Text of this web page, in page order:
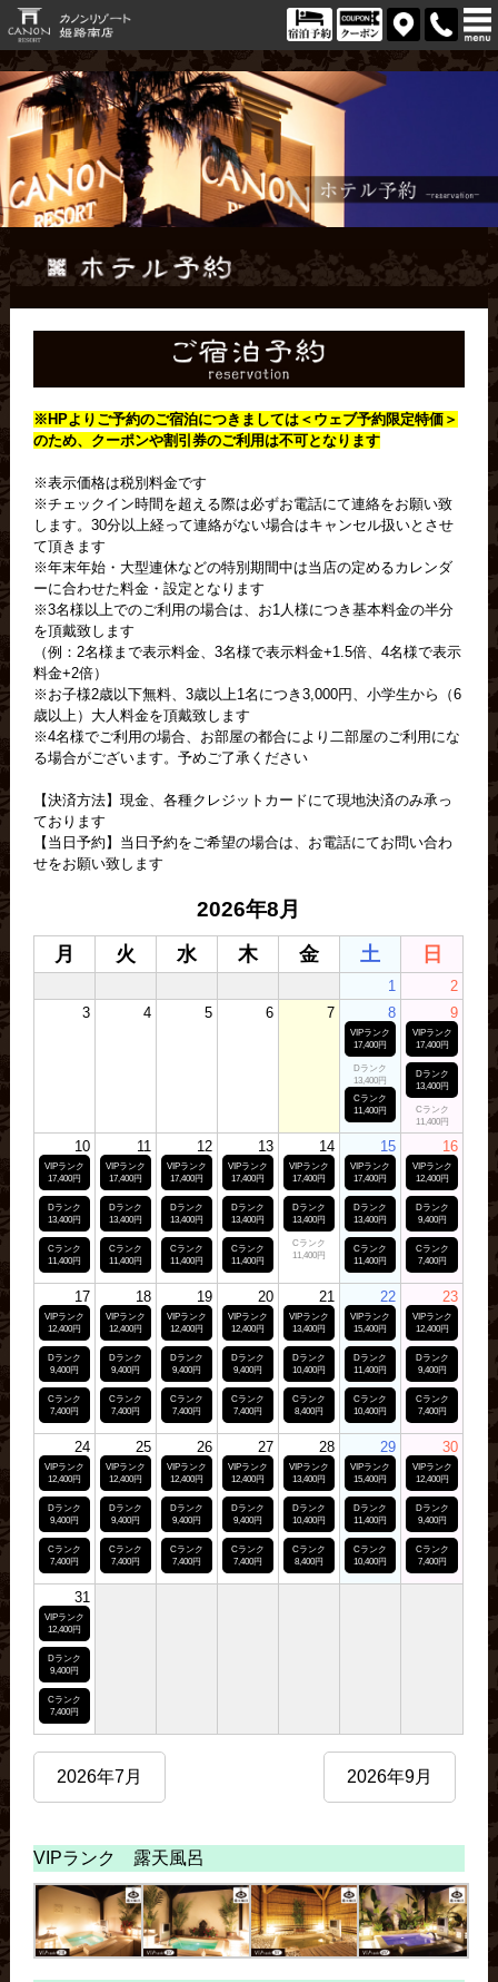
※HPよりご予約のご宿泊につきましては＜ ウェブ予約限定特価＞
のため、クーポンや割引券のご利用は不可となります
※表示価格は税別料金です
※チェックイン時間を超える際は必ずお電話にて連絡をお願い致
します。30分以上経って連絡がない場合はキャンセル扱いとさせ
て頂きます
※年末年始・大型連休などの特別期間中は当店の定めるカレンダ
ーに合わせた料金・設定となります
※3名様以上でのご利用の場合は、お1人様につき基本料金の半分
を頂戴致します
（例：2名様まで表示料金、3名様で表示料金+1.5倍、4名様で表示
料金+2倍）
※お子様2歳以下無料、3歳以上1名につき3,000円、小学生から（6
歳以上）大人料金を頂戴致します
※4名様でご利用の場合、お部屋の都合により二部屋のご利用にな
る場合がございます。予めご了承ください
【決済方法】現金、各種クレジットカードにて現地決済のみ承っ
ております
【当日予約】当日予約をご希望の場合は、お電話にてお問い合わ
せをお願い致します
2026年8月
月 火 水 木 金 土 日
1
2
3
4 5 6 7 8
VIPランク
17,400円
Dランク
13,400円
Cランク
11,400円
9
VIPランク
17,400円
Dランク
13,400円
Cランク
11,400円
10
VIPランク
17,400円
Dランク
13,400円
Cランク
11,400円
11
VIPランク
17,400円
Dランク
13,400円
Cランク
11,400円
12
VIPランク
17,400円
Dランク
13,400円
Cランク
11,400円
13
VIPランク
17,400円
Dランク
13,400円
Cランク
11,400円
14
VIPランク
17,400円
Dランク
13,400円
Cランク
11,400円
15
VIPランク
17,400円
Dランク
13,400円
Cランク
11,400円
16
VIPランク
12,400円
Dランク
9,400円
Cランク
7,400円
17
VIPランク
12,400円
Dランク
9,400円
Cランク
7,400円
18
VIPランク
12,400円
Dランク
9,400円
Cランク
7,400円
19
VIPランク
12,400円
Dランク
9,400円
Cランク
7,400円
20
VIPランク
12,400円
Dランク
9,400円
Cランク
7,400円
21
VIPランク
13,400円
Dランク
10,400円
Cランク
8,400円
22
VIPランク
15,400円
Dランク
11,400円
Cランク
10,400円
23
VIPランク
12,400円
Dランク
9,400円
Cランク
7,400円
24
VIPランク
12,400円
Dランク
9,400円
Cランク
7,400円
25
VIPランク
12,400円
Dランク
9,400円
Cランク
7,400円
26
VIPランク
12,400円
Dランク
9,400円
Cランク
7,400円
27
VIPランク
12,400円
Dランク
9,400円
Cランク
7,400円
28
VIPランク
13,400円
Dランク
10,400円
Cランク
8,400円
29
VIPランク
15,400円
Dランク
11,400円
Cランク
10,400円
30
VIPランク
12,400円
Dランク
9,400円
Cランク
7,400円
31
VIPランク
12,400円
Dランク
9,400円
Cランク
7,400円
2026年7月 2026年9月
VIPランク 露天風呂